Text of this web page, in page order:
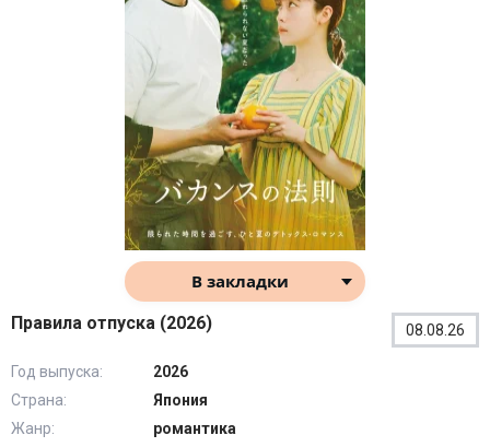
В закладки
Правила отпуска (2026) 08.08.26
Год выпуска:
2026
Страна:
Япония
Жанр:
романтика